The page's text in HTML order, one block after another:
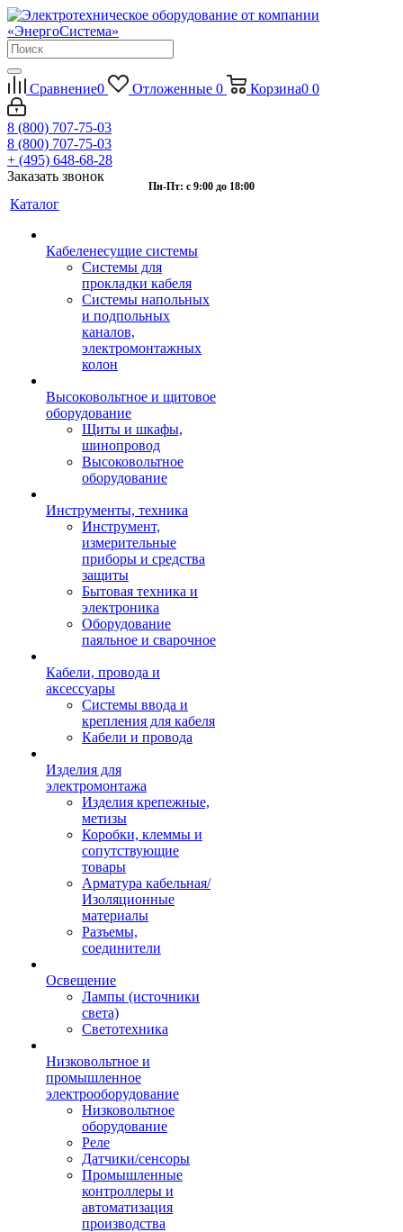
Сравнение0 Отложенные 0 Корзина0 0
8 (800) 707-75-03
8 (800) 707-75-03
+ (495) 648-68-28
Заказать звонок
Пн-Пт: с 9:00 до 18:00
Каталог
Кабеленесущие системы
Системы для
прокладки кабеля
Системы напольных
и подпольных
каналов,
электромонтажных
колон
Высоковольтное и щитовое
оборудование
Щиты и шкафы,
шинопровод
Высоковольтное
оборудование
Инструменты, техника
Инструмент,
измерительные
приборы и средства
защиты
Бытовая техника и
электроника
Оборудование
паяльное и сварочное
Кабели, провода и
аксессуары
Системы ввода и
крепления для кабеля
Кабели и провода
Изделия для
электромонтажа
Изделия крепежные,
метизы
Коробки, клеммы и
сопутствующие
товары
Арматура кабельная/
Изоляционные
материалы
Разъемы,
соединители
Освещение
Лампы (источники
света)
Светотехника
Низковольтное и
промышленное
электрооборудование
Низковольтное
оборудование
Реле
Датчики/сенсоры
Промышленные
контроллеры и
автоматизация
производства